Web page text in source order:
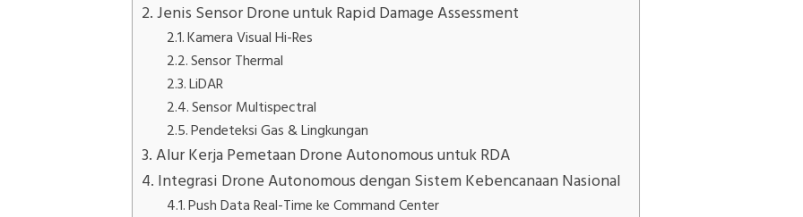
Jenis Sensor Drone untuk Rapid Damage Assessment
Kamera Visual Hi-Res
Sensor Thermal
LiDAR
Sensor Multispectral
Pendeteksi Gas & Lingkungan
Alur Kerja Pemetaan Drone Autonomous untuk RDA
Integrasi Drone Autonomous dengan Sistem Kebencanaan Nasional
Push Data Real-Time ke Command Center